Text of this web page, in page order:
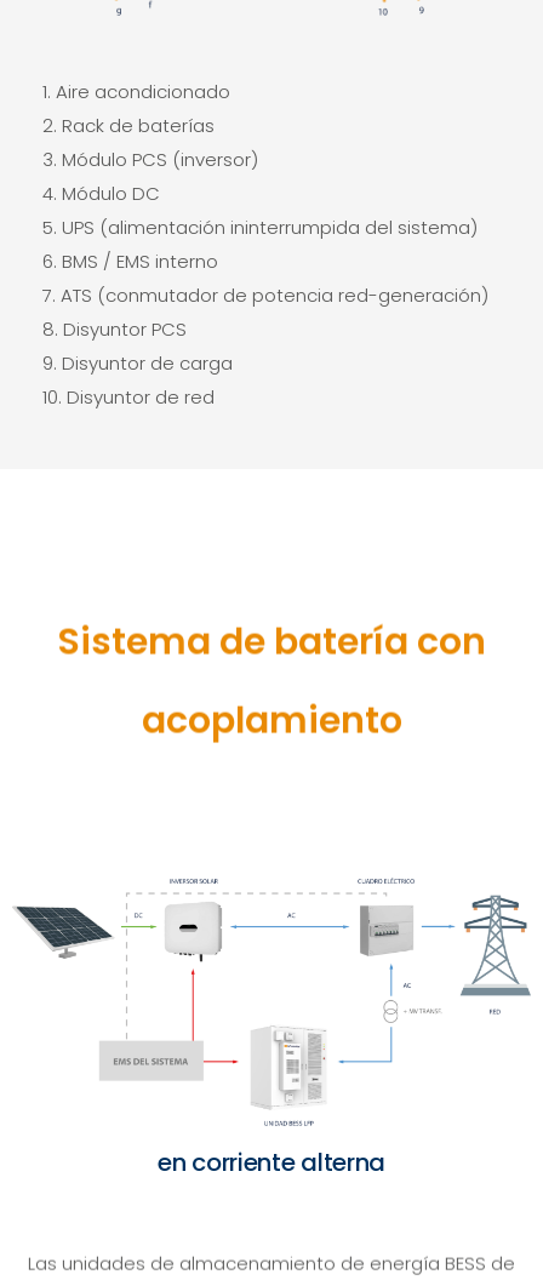
Aire acondicionado
Rack de baterías
Módulo PCS (inversor)
Módulo DC
UPS (alimentación ininterrumpida del sistema)
BMS / EMS interno
ATS (conmutador de potencia red-generación)
Disyuntor PCS
Disyuntor de carga
Disyuntor de red
Sistema de batería con
acoplamiento
en corriente alterna
Las unidades de almacenamiento de energía BESS de